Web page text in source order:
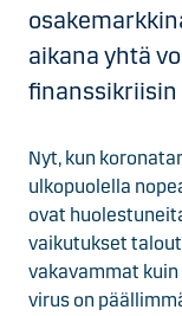
aikana yhtä
finanssikriisin
Nyt, kun
ulkopuolella
ovat
vaikutukset
vakavammat
virus on